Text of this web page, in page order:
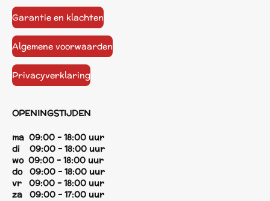
Garantie en klachten
Algemene voorwaarden
Privacyverklaring
OPENINGSTIJDEN
ma 09:00 - 18:00 uur
di 09:00 - 18:00 uur
wo 09:00 - 18:00 uur
do 09:00 - 18:00 uur
vr 09:00 - 18:00 uur
za 09:00 - 17:00 uur